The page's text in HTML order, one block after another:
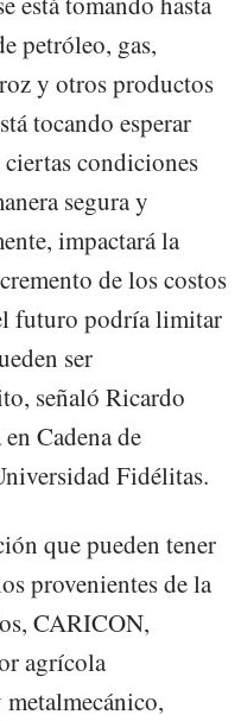
petróleo, gas,
y otros productos
tocando esperar
condiciones
segura y
impactará la
de los costos
futuro podría limitar
ser
señaló Ricardo
Cadena de
Fidélitas.
que pueden tener
provenientes de la
CARICON,
agrícola